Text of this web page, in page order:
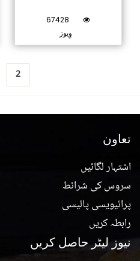
67428
وِیوز
2
تعاون
اشتہار لگائیں
سروس کی شرائط
پرائیویسی پالیسی
رابطہ کریں
نیوز لیٹر حاصل کریں